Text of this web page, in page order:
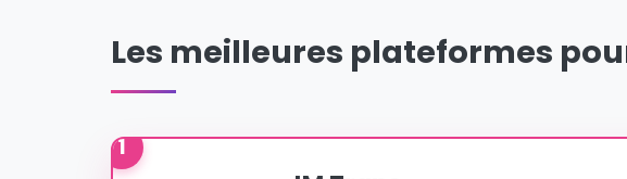
Les meilleures plateformes
1